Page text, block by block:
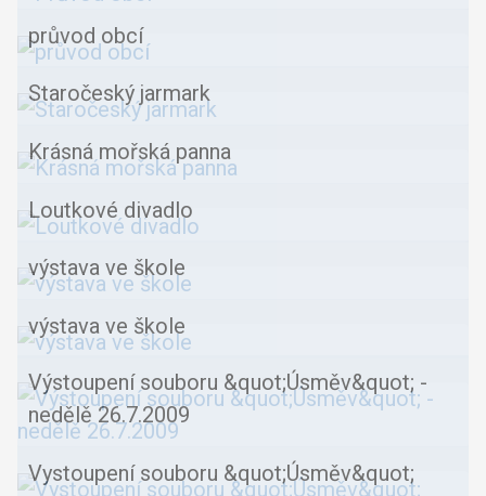
průvod obcí
Staročeský jarmark
Krásná mořská panna
Loutkové divadlo
výstava ve škole
výstava ve škole
Výstoupení souboru &quot;Úsměv&quot; -
nedělě 26.7.2009
Vystoupení souboru &quot;Úsměv&quot;